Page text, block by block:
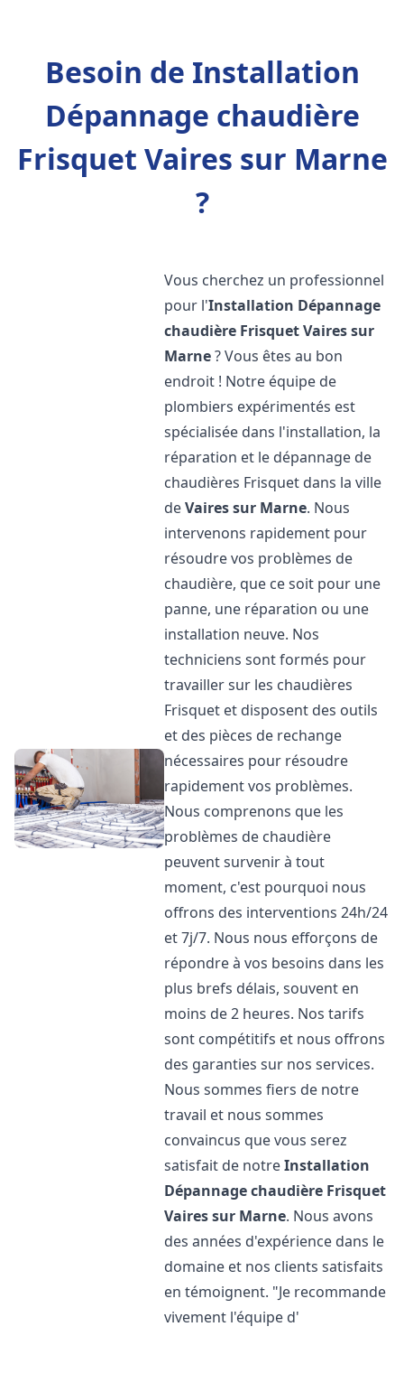
Besoin de Installation
Dépannage chaudière
Frisquet Vaires sur Marne
?
Vous cherchez un professionnel
pour l'Installation Dépannage
chaudière FrisquetVaires sur
Marne? Vous êtes au bon
endroit ! Notre équipe de
plombiers expérimentés est
spécialisée dans l'installation, la
réparation et le dépannage de
chaudières Frisquet dans la ville
deVaires sur Marne. Nous
intervenons rapidement pour
résoudre vos problèmes de
chaudière, que ce soit pour une
panne, une réparation ou une
installation neuve. Nos
techniciens sont formés pour
travailler sur les chaudières
Frisquet et disposent des outils
et des pièces de rechange
nécessaires pour résoudre
rapidement vos problèmes.
Nous comprenons que les
problèmes de chaudière
peuvent survenir à tout
moment, c'est pourquoi nous
offrons des interventions 24h/24
et 7j/7. Nous nous efforçons de
répondre à vos besoins dans les
plus brefs délais, souvent en
moins de 2 heures. Nos tarifs
sont compétitifs et nous offrons
des garanties sur nos services.
Nous sommes fiers de notre
travail et nous sommes
convaincus que vous serez
satisfait de notreInstallation
Dépannage chaudière Frisquet
Vaires sur Marne. Nous avons
des années d'expérience dans le
domaine et nos clients satisfaits
en témoignent. "Je recommande
vivement l'équipe d'